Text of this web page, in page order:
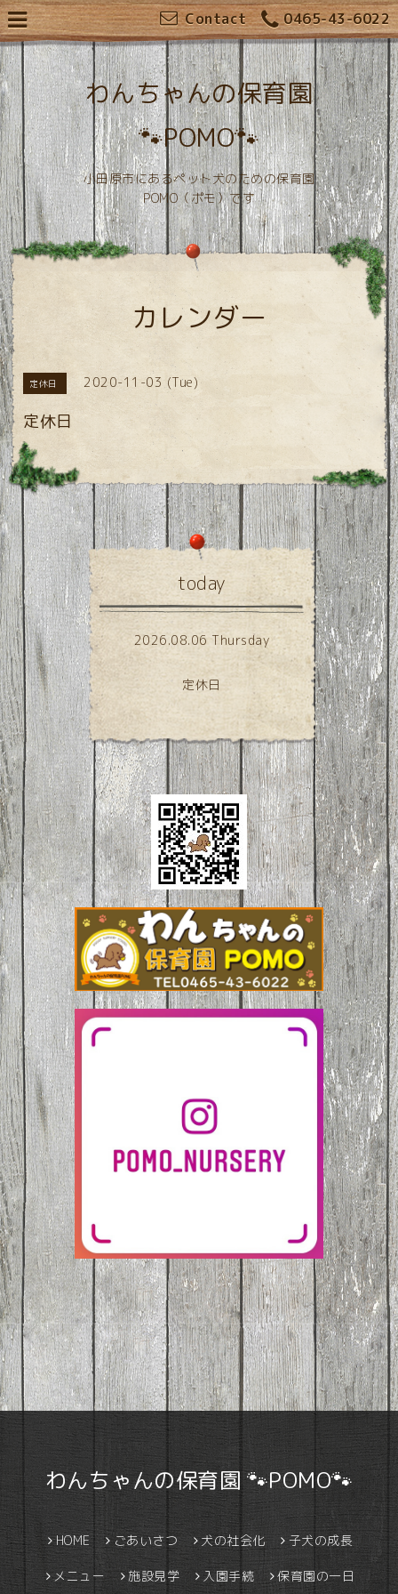
0465-43-6022
Contact
わんちゃんの保育園
🐾POMO🐾
小田原市にあるペット犬のための保育園
POMO（ポモ）です
カレンダー
定休日 2020-11-03 (Tue)
定休日
today
2026.08.06 Thursday
定休日
わんちゃんの保育園 🐾POMO🐾
HOME ごあいさつ 犬の社会化 子犬の成長
メニュー 施設見学 入園手続 保育園の一日